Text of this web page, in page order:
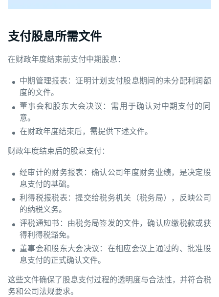
支付股息所需文件
在财政年度结束前支付中期股息：
中期管理报表：证明计划支付股息期间的未分配利润额
度的文件。
董事会和股东大会决议：需用于确认对中期支付的同
意。
在财政年度结束后，需提供下述文件。
财政年度结束后的股息支付：
经审计的财务报表：确认公司年度财务业绩，是决定股
息支付的基础。
利得税报税表：提交给税务机关（税务局），反映公司
的纳税义务。
评税通知书：由税务局签发的文件，确认应缴税款或获
得利得税豁免。
董事会和股东大会决议：在相应会议上通过的、批准股
息支付的正式确认文件。
这些文件确保了股息支付过程的透明度与合法性，并符合税
务和公司法规要求。